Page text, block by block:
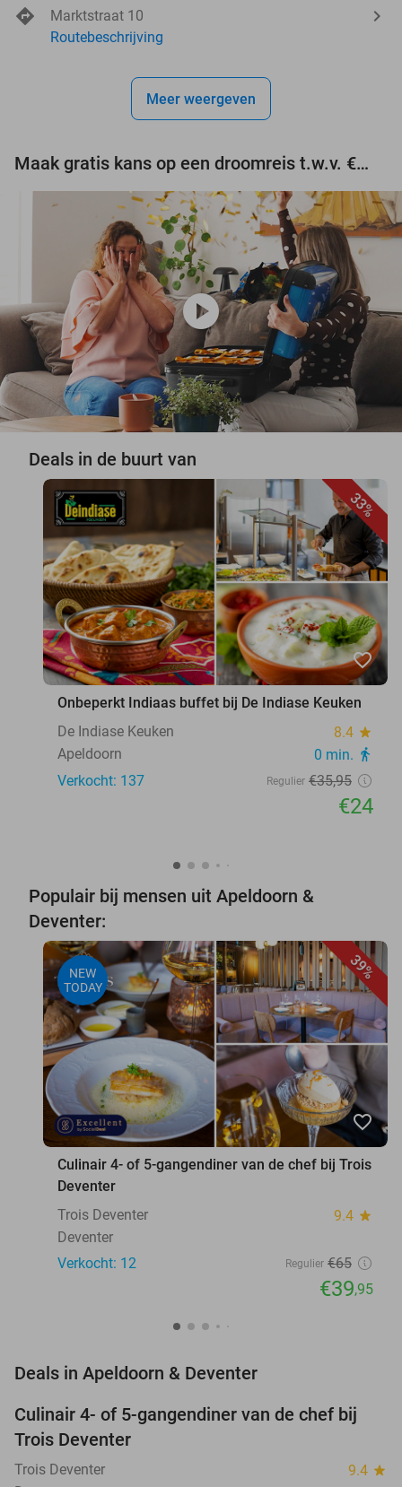
Marktstraat 10
Routebeschrijving
Meer weergeven
Maak gratis kans op een droomreis t.w.v. €3.000!
play_circle
Deals in de buurt van
33%
favorite_border
Onbeperkt Indiaas buffet bij De Indiase Keuken
De Indiase Keuken
8.4 star
Apeldoorn 0 min. directions_walk
Verkocht: 137 Regulier €35,95
€24
Populair bij mensen uit Apeldoorn &
Deventer:
39%
NEW
TODAY
favorite_border
Culinair 4- of 5-gangendiner van de chef bij Trois
Deventer
Trois Deventer
9.4 star
Deventer
Verkocht: 12
Regulier €65
€39,95
Deals in Apeldoorn & Deventer
39%
TODAY
Culinair 4- of 5-gangendiner van de chef bij
Trois Deventer
Trois Deventer 9.4 star